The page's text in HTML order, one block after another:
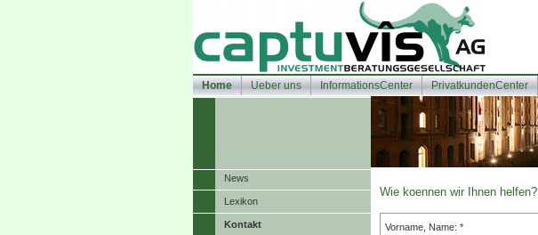
Home
News
Lexikon
Kontakt
Ueber uns InformationsCenter PrivatkundenCenter
Wie koennen wir Ihnen helfen?
Vorname, Name: *